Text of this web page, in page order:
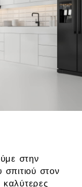
στην
στον